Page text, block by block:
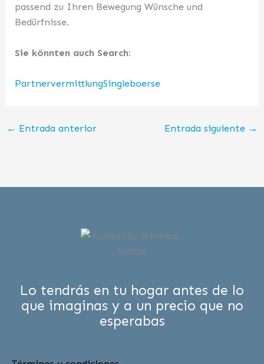
passend zu Ihren Bewegung Wünsche und
Bedürfnisse.
Sie könnten auch Search:
PartnervermittlungSingleboerse
← Entrada anterior Entrada siguiente →
Lo tendrás en tu hogar antes de lo
que imaginas y a un precio que no
esperabas